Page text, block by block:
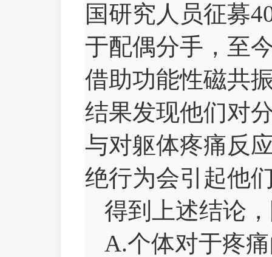
国研究人员征募
于配偶分手，至
借助功能性磁共
结果发现他们对
与对躯体疼痛反
绝行为会引起他
得到上述结论
A.个体对于疼